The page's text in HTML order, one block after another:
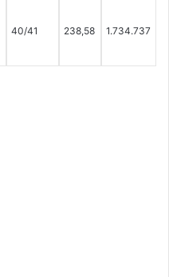
40/41 238,58 1.734.737